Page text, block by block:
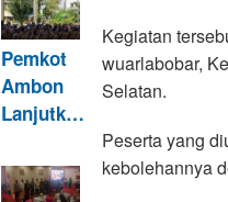
Pemkot
Ambon
Lanjutk…
Kegiatan
wuarlabobar,
Selatan.
Peserta yang
kebolehannya